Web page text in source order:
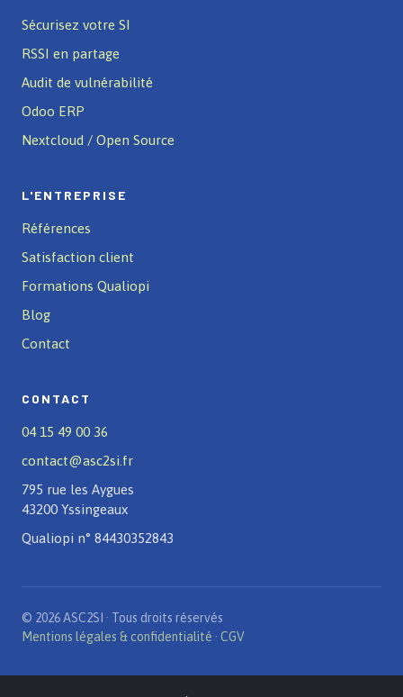
Sécurisez votre SI
RSSI en partage
Audit de vulnérabilité
Odoo ERP
Nextcloud / Open Source
L'ENTREPRISE
Références
Satisfaction client
Formations Qualiopi
Blog
Contact
CONTACT
04 15 49 00 36
contact@asc2si.fr
795 rue les Aygues
43200 Yssingeaux
Qualiopi n° 84430352843
© 2026 ASC2SI · Tous droits réservés
Mentions légales & confidentialité · CGV